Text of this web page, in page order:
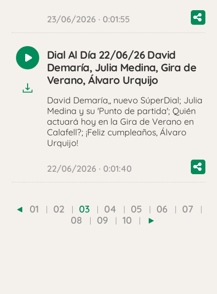
23/06/2026 · 0:01:55
Reproducir
audio
Dial Al Día 22/06/26 David
Demaría, Julia Medina, Gira de
Verano, Álvaro Urquijo
David Demaría,, nuevo SúperDial; Julia
Medina y su 'Punto de partida'; Quién
actuará hoy en la Gira de Verano en
Calafell?; ¡Feliz cumpleaños, Álvaro
Urquijo!
22/06/2026 · 0:01:40
01 02 03 04 05 06
07
08
09 10